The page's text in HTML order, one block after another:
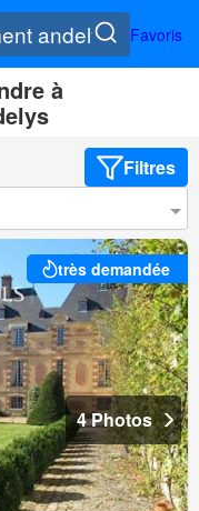
Favoris
à
Filtres
très demandée
4 Photos